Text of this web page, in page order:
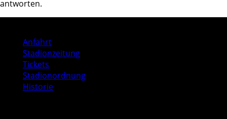
antworten.
Anfahrt
Stadionzeitung
Tickets
Stadionordnung
Historie